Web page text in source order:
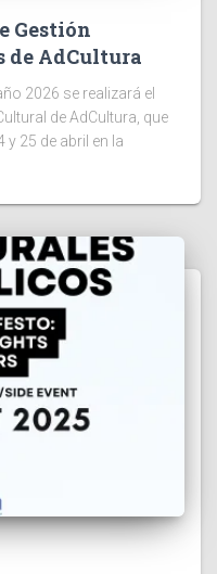
Gestión
de AdCultura
2026 se realizará el
de AdCultura, que
y 25 de abril en la